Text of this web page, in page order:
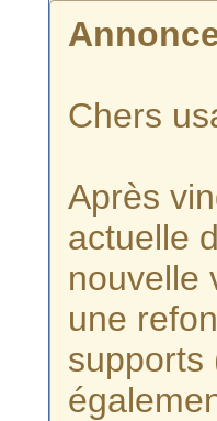
Chers
Après
actuelle
nouvelle
une
supports